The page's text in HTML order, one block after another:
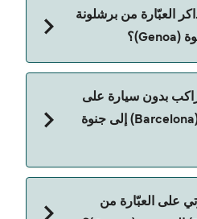
العبّارة من برشلونة
التخفيضات.
بدون سيارة على
العبّارة من برشلونة (Barcelona) إلى جنوة
سيارة من برشلونة
على العبّارة من